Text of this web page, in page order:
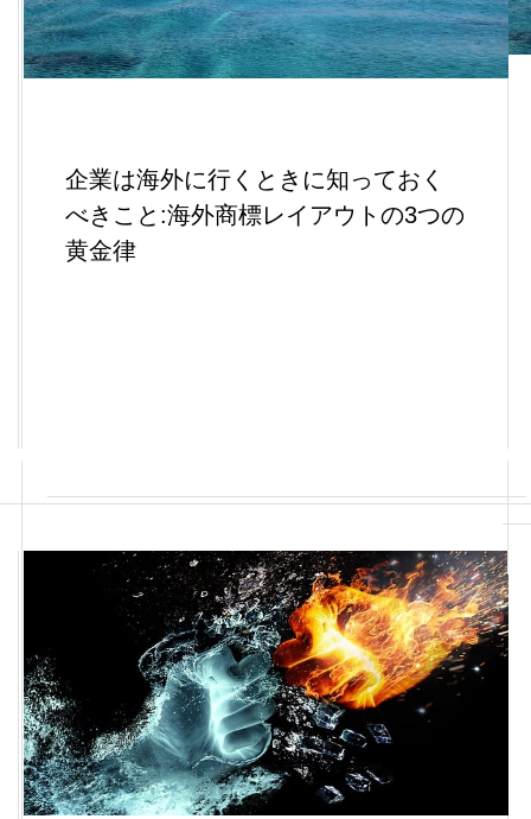
企業は海外に行くときに知っておく
べきこと:海外商標レイアウトの3つの
黄金律